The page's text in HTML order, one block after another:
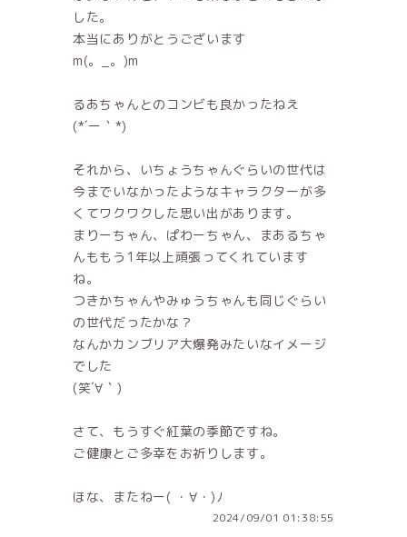
した。
本当にありがとうございます
m(。_。)m
るあちゃんとのコンビも良かったねえ
(*´ー｀*)
それから、いちょうちゃんぐらいの世代は
今までいなかったようなキャラクターが多
くてワクワクした思い出があります。
まりーちゃん、ぱわーちゃん、まあるちゃ
んももう1年以上頑張ってくれています
ね。
つきかちゃんやみゅうちゃんも同じぐらい
の世代だったかな？
なんかカンブリア大爆発みたいなイメージ
でした
(笑´∀｀)
さて、もうすぐ紅葉の季節ですね。
ご健康とご多幸をお祈りします。
ほな、またねー( ・∀・)ﾉ
2024/09/01 01:38:55